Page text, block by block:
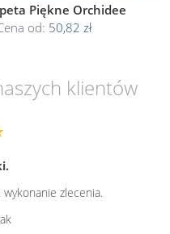
Piękne Orchidee
od: 50,82 zł
klientów
zlecenia.